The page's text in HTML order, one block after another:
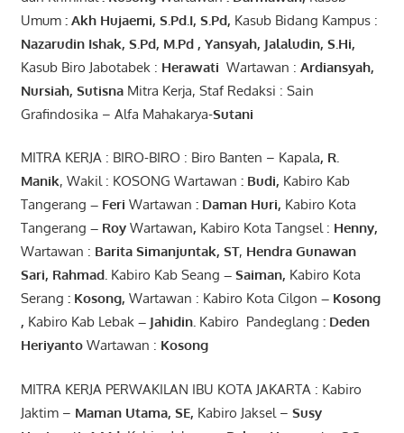
Umum : Akh Hujaemi, S.Pd.I, S.Pd, Kasub Bidang Kampus :
Nazarudin Ishak, S.Pd, M.Pd, Yansyah, Jalaludin, S.Hi,
Kasub Biro Jabotabek : Herawati Wartawan : Ardiansyah,
Nursiah, SutisnaMitra Kerja, Staf Redaksi : Sain
Grafindosika – Alfa Mahakarya-Sutani
MITRA KERJA : BIRO-BIRO : Biro Banten – Kapala, R.
Manik, Wakil : KOSONG Wartawan : Budi, Kabiro Kab
Tangerang – Feri Wartawan : Daman Huri, Kabiro Kota
Tangerang – RoyWartawan, Kabiro Kota Tangsel : Henny,
Wartawan : Barita Simanjuntak, ST, Hendra Gunawan
Sari, Rahmad. Kabiro Kab Seang – Saiman, Kabiro Kota
Serang : Kosong, Wartawan : Kabiro Kota Cilgon – Kosong
, Kabiro Kab Lebak– Jahidin. Kabiro Pandeglang : Deden
Heriyanto Wartawan : Kosong
MITRA KERJA PERWAKILAN IBU KOTA JAKARTA : Kabiro
Jaktim – Maman Utama, SE, Kabiro Jaksel – Susy